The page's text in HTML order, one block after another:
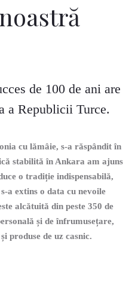
de 100 de ani are
a Republicii Turce.
cu lămâie, s-a răspândit în
stabilită în Ankara am ajuns
o tradiție indispensabilă,
a extins o data cu nevoile
alcătuită din peste 350 de
și de înfrumusețare,
produse de uz casnic.